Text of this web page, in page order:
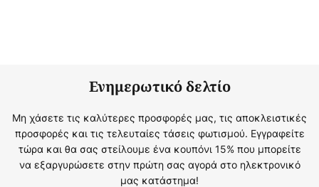
Ενημερωτικό δελτίο
Μη χάσετε τις καλύτερες προσφορές μας, τις αποκλειστικές
προσφορές και τις τελευταίες τάσεις φωτισμού. Εγγραφείτε
τώρα και θα σας στείλουμε ένα κουπόνι 15% που μπορείτε
να εξαργυρώσετε στην πρώτη σας αγορά στο ηλεκτρονικό
μας κατάστημα!